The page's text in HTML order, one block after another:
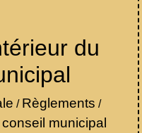
du
/ Règlements /
municipal